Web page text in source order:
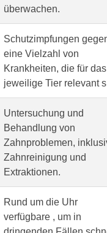
überwachen.
Schutzimpfungen
eine Vielzahl von
Krankheiten, die für das
jeweilige Tier relevant
Untersuchung und
Behandlung von
Zahnproblemen,
Zahnreinigung und
Extraktionen.
Rund um die Uhr
verfügbare , um in